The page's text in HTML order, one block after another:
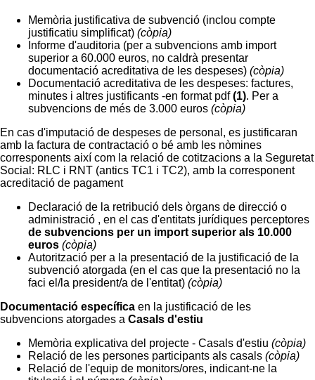
Memòria justificativa de subvenció (inclou compte
justificatiu simplificat) (còpia)
Informe d'auditoria (per a subvencions amb import
superior a 60.000 euros, no caldrà presentar
documentació acreditativa de les despeses) (còpia)
Documentació acreditativa de les despeses: factures,
minutes i altres justificants -en format pdf(1). Per a
subvencions de més de 3.000 euros (còpia)
En cas d'imputació de despeses de personal, es justificaran
amb la factura de contractació o bé amb les nòmines
corresponents així com la relació de cotitzacions a la Seguretat
Social: RLC i RNT (antics TC1 i TC2), amb la corresponent
acreditació de pagament
Declaració de la retribució dels òrgans de direcció o
administració , en el cas d'entitats jurídiques perceptores
de subvencions per un import superior als 10.000
euros (còpia)
Autorització per a la presentació de la justificació de la
subvenció atorgada (en el cas que la presentació no la
faci el/la president/a de l'entitat) (còpia)
Documentació específica en la justificació de les
subvencions atorgades a Casals d'estiu
Memòria explicativa del projecte - Casals d'estiu (còpia)
Relació de les persones participants als casals (còpia)
Relació de l'equip de monitors/ores, indicant-ne la